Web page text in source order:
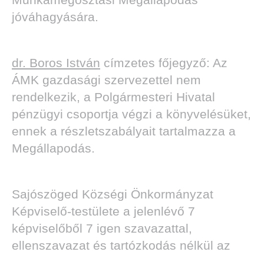
jóváhagyására.
dr. Boros István címzetes főjegyző: Az
ÁMK gazdasági szervezettel nem
rendelkezik, a Polgármesteri Hivatal
pénzügyi csoportja végzi a könyvelésüket,
ennek a részletszabályait tartalmazza a
Megállapodás.
Sajószöged Községi Önkormányzat
Képviselő-testülete a jelenlévő 7
képviselőből 7 igen szavazattal,
ellenszavazat és tartózkodás nélkül az